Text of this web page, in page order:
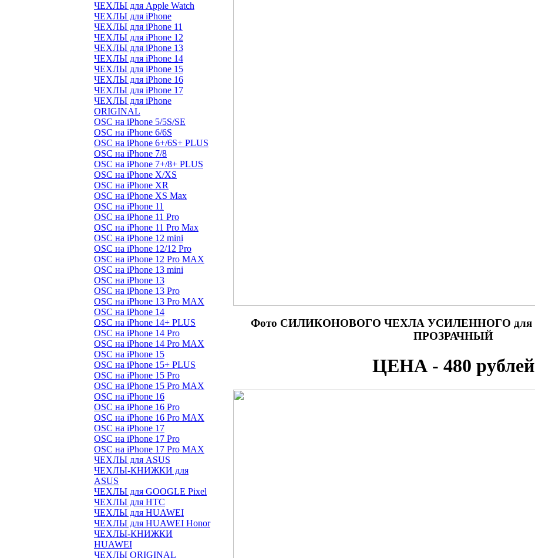
ЧЕХЛЫ для Apple Watch
ЧЕХЛЫ для iPhone
ЧЕХЛЫ для iPhone 11
ЧЕХЛЫ для iPhone 12
ЧЕХЛЫ для iPhone 13
ЧЕХЛЫ для iPhone 14
ЧЕХЛЫ для iPhone 15
ЧЕХЛЫ для iPhone 16
ЧЕХЛЫ для iPhone 17
ЧЕХЛЫ для iPhone
ORIGINAL
OSC на iPhone 5/5S/SE
OSC на iPhone 6/6S
OSC на iPhone 6+/6S+ PLUS
OSC на iPhone 7/8
OSC на iPhone 7+/8+ PLUS
OSC на iPhone X/XS
OSC на iPhone XR
OSC на iPhone XS Max
OSC на iPhone 11
OSC на iPhone 11 Pro
OSC на iPhone 11 Pro Max
OSC на iPhone 12 mini
OSC на iPhone 12/12 Pro
OSC на iPhone 12 Pro MAX
OSC на iPhone 13 mini
OSC на iPhone 13
OSC на iPhone 13 Pro
OSC на iPhone 13 Pro MAX
OSC на iPhone 14
OSC на iPhone 14+ PLUS
OSC на iPhone 14 Pro
OSC на iPhone 14 Pro MAX
OSC на iPhone 15
OSC на iPhone 15+ PLUS
OSC на iPhone 15 Pro
OSC на iPhone 15 Pro MAX
OSC на iPhone 16
OSC на iPhone 16 Pro
OSC на iPhone 16 Pro MAX
OSC на iPhone 17
OSC на iPhone 17 Pro
OSC на iPhone 17 Pro MAX
ЧЕХЛЫ для ASUS
ЧЕХЛЫ-КНИЖКИ для
ASUS
ЧЕХЛЫ для GOOGLE Pixel
ЧЕХЛЫ для HTC
ЧЕХЛЫ для HUAWEI
ЧЕХЛЫ для HUAWEI Honor
ЧЕХЛЫ-КНИЖКИ
HUAWEI
ЧЕХЛЫ ORIGINAL
Фото СИЛИКОНОВОГО ЧЕХЛА УСИЛЕННОГО для
ПРОЗРАЧНЫЙ
ЦЕНА - 480 рублей